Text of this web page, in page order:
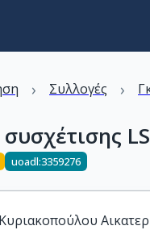
› Συλλογές ›
uoadl:3359276
Κυριακοπούλου